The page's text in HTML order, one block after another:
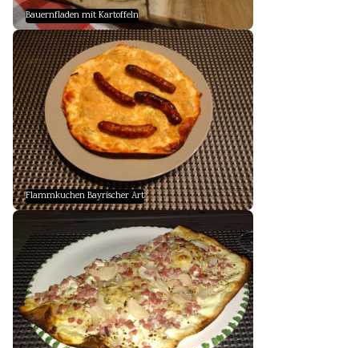
Bauernfladen mit Kartoffeln
Flammkuchen Bayrischer Art